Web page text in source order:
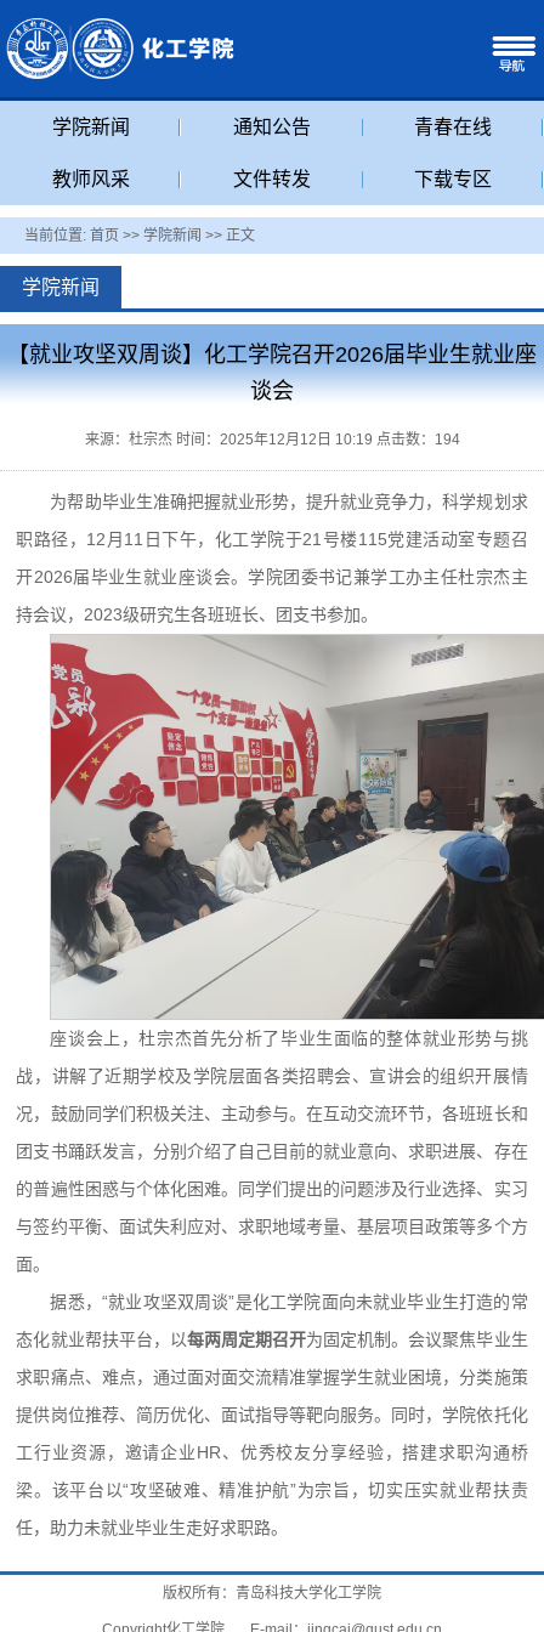
学院新闻 通知公告 青春在线
教师风采 文件转发 下载专区
当前位置: 首页 >> 学院新闻 >> 正文
学院新闻
【就业攻坚双周谈】化工学院召开2026届毕业生就业座
谈会
来源：杜宗杰 时间：2025年12月12日 10:19 点击数： 194
为帮助毕业生准确把握就业形势，提升就业竞争力，科学规划求
职路径，12月11日下午，化工学院于21号楼115党建活动室专题召
开2026届毕业生就业座谈会。学院团委书记兼学工办主任杜宗杰主
持会议，2023级研究生各班班长、团支书参加。
座谈会上，杜宗杰首先分析了毕业生面临的整体就业形势与挑
战，讲解了近期学校及学院层面各类招聘会、宣讲会的组织开展情
况，鼓励同学们积极关注、主动参与。在互动交流环节，各班班长和
团支书踊跃发言，分别介绍了自己目前的就业意向、求职进展、存在
的普遍性困惑与个体化困难。同学们提出的问题涉及行业选择、实习
与签约平衡、面试失利应对、求职地域考量、基层项目政策等多个方
面。
据悉，“就业攻坚双周谈”是化工学院面向未就业毕业生打造的常
态化就业帮扶平台，以每两周定期召开为固定机制。会议聚焦毕业生
求职痛点、难点，通过面对面交流精准掌握学生就业困境，分类施策
提供岗位推荐、简历优化、面试指导等靶向服务。同时，学院依托化
工行业资源，邀请企业HR、优秀校友分享经验，搭建求职沟通桥
梁。该平台以“攻坚破难、精准护航”为宗旨，切实压实就业帮扶责
任，助力未就业毕业生走好求职路。
版权所有：青岛科技大学化工学院